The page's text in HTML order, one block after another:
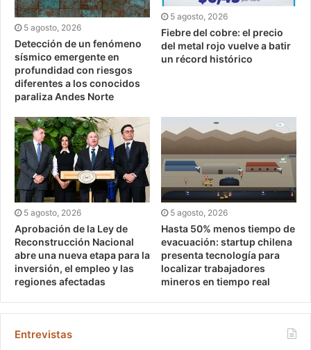
5 agosto, 2026
Detección de un fenómeno
sísmico emergente en
profundidad con riesgos
diferentes a los conocidos
paraliza Andes Norte
5 agosto, 2026
Fiebre del cobre: el precio
del metal rojo vuelve a batir
un récord histórico
5 agosto, 2026
Aprobación de la Ley de
Reconstrucción Nacional
abre una nueva etapa para la
inversión, el empleo y las
regiones afectadas
5 agosto, 2026
Hasta 50% menos tiempo de
evacuación: startup chilena
presenta tecnología para
localizar trabajadores
mineros en tiempo real
Entrevistas